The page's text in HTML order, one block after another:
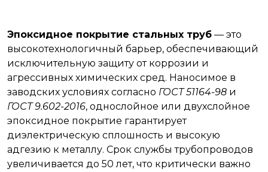
Эпоксидное покрытие стальных труб — это
высокотехнологичный барьер, обеспечивающий
исключительную защиту от коррозии и
агрессивных химических сред. Наносимое в
заводских условиях согласно ГОСТ 51164-98 и
ГОСТ 9.602-2016, однослойное или двухслойное
эпоксидное покрытие гарантирует
диэлектрическую сплошность и высокую
адгезию к металлу. Срок службы трубопроводов
увеличивается до 50 лет, что критически важно